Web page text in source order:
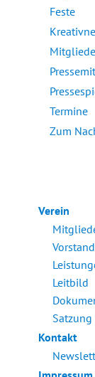
Feste
Termine
Zum
Verein
Vorstand
Leitbild
Satzung
Kontakt